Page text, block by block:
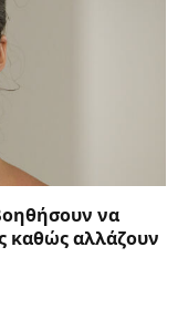
να
καθώς αλλάζουν